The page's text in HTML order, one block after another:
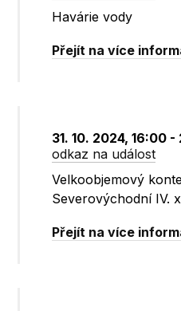
Havárie vody
Přejít na více
31. 10. 2024, 16:00
odkaz na událost
Velkoobjemový
Severovýchodní IV.
Přejít na více